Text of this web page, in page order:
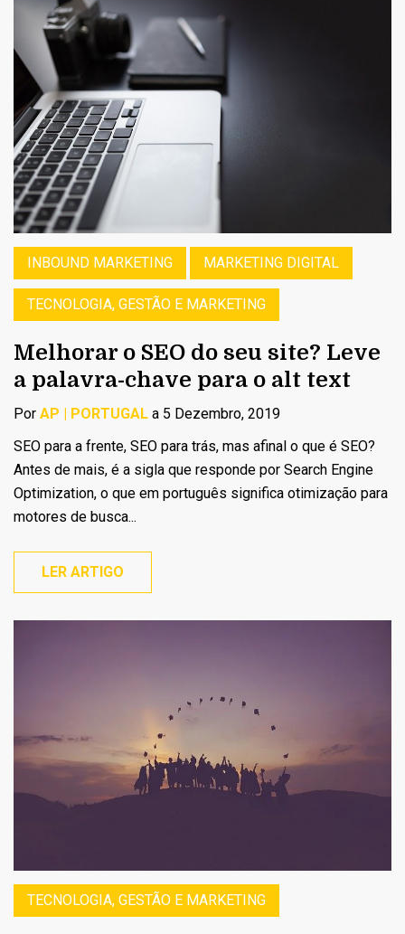
INBOUND MARKETING MARKETING DIGITAL
TECNOLOGIA, GESTÃO E MARKETING
Melhorar o SEO do seu site? Leve
a palavra-chave para o alt text
Por AP | PORTUGAL a 5 Dezembro, 2019
SEO para a frente, SEO para trás, mas afinal o que é SEO?
Antes de mais, é a sigla que responde por Search Engine
Optimization, o que em português significa otimização para
motores de busca...
LER ARTIGO
TECNOLOGIA, GESTÃO E MARKETING